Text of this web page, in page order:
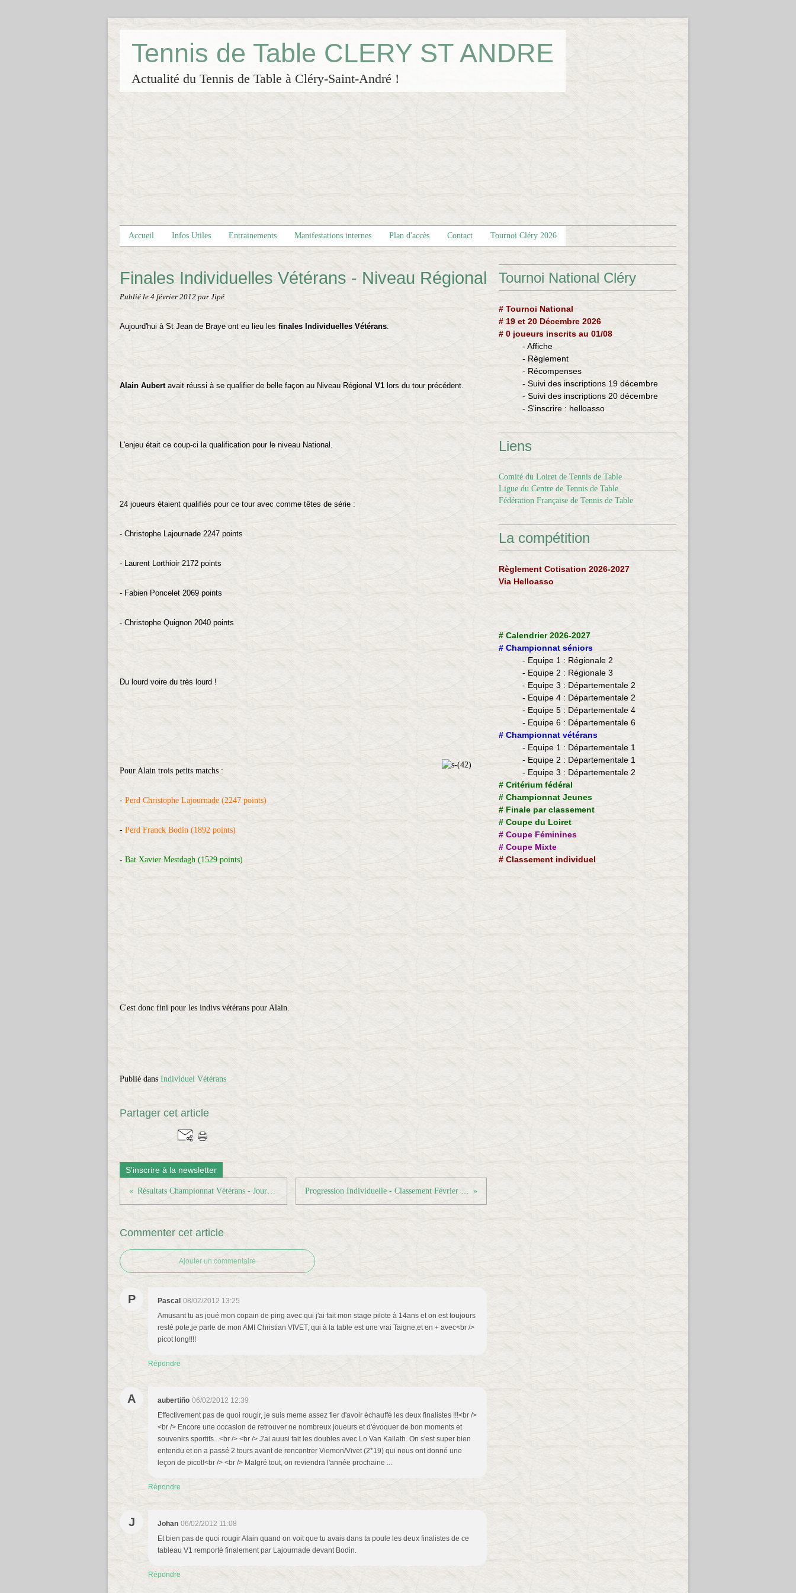
Tennis de Table CLERY ST ANDRE
Actualité du Tennis de Table à Cléry-Saint-André !
Accueil Infos Utiles Entrainements Manifestations internes Plan d'accès Contact Tournoi Cléry 2026
Finales Individuelles Vétérans - Niveau Régional
Publié le 4 février 2012 par Jipé
Aujourd'hui à St Jean de Braye ont eu lieu les finales Individuelles Vétérans.
Alain Aubertavait réussi à se qualifier de belle façon au Niveau Régional V1 lors du tour précédent.
L'enjeu était ce coup-ci la qualification pour le niveau National.
24 joueurs étaient qualifiés pour ce tour avec comme têtes de série :
- Christophe Lajournade 2247 points
- Laurent Lorthioir 2172 points
- Fabien Poncelet 2069 points
- Christophe Quignon 2040 points
Du lourd voire du très lourd !
Pour Alain trois petits matchs :
- Perd Christophe Lajournade (2247 points)
- Perd Franck Bodin (1892 points)
- Bat Xavier Mestdagh (1529 points)
C'est donc fini pour les indivs vétérans pour Alain.
Publié dans Individuel Vétérans
Partager cet article
S'inscrire à la newsletter
Résultats Championnat Vétérans - Journée 2 Progression Individuelle - Classement Février 2012
Commenter cet article
Ajouter un commentaire
P Pascal 08/02/2012 13:25
Amusant tu as joué mon copain de ping avec qui j'ai fait mon stage pilote à 14ans et on est toujours
resté pote,je parle de mon AMI Christian VIVET, qui à la table est une vrai Taigne,et en + avec<br />
picot long!!!!
Répondre
A aubertiño 06/02/2012 12:39
Effectivement pas de quoi rougir, je suis meme assez fier d'avoir échauffé les deux finalistes !!!<br />
<br /> Encore une occasion de retrouver ne nombreux joueurs et d'évoquer de bon moments et
souvenirs sportifs...<br /> <br /> J'ai auusi fait les doubles avec Lo Van Kailath. On s'est super bien
entendu et on a passé 2 tours avant de rencontrer Viemon/Vivet (2*19) qui nous ont donné une
leçon de picot!<br /> <br /> Malgré tout, on reviendra l'année prochaine ...
Répondre
J Johan 06/02/2012 11:08
Et bien pas de quoi rougir Alain quand on voit que tu avais dans ta poule les deux finalistes de ce
tableau V1 remporté finalement par Lajournade devant Bodin.
Répondre
Tournoi National Cléry
# Tournoi National
# 19 et 20 Décembre 2026
# 0 joueurs inscrits au 01/08
- Affiche
- Règlement
- Récompenses
- Suivi des inscriptions 19 décembre
- Suivi des inscriptions 20 décembre
- S'inscrire : helloasso
Liens
Comité du Loiret de Tennis de Table
Ligue du Centre de Tennis de Table
Fédération Française de Tennis de Table
La compétition
Règlement Cotisation 2026-2027
Via Helloasso
# Calendrier 2026-2027
# Championnat séniors
- Equipe 1 : Régionale 2
- Equipe 2 : Régionale 3
- Equipe 3 : Départementale 2
- Equipe 4 : Départementale 2
- Equipe 5 : Départementale 4
- Equipe 6 : Départementale 6
​# Championnat vétérans
- ​Equipe 1 : Départementale 1
- Equipe 2 : Départementale 1
- Equipe 3 : Départementale 2
# Critérium fédéral
# Championnat Jeunes
# Finale par classement
# Coupe du Loiret
# Coupe Féminines
# Coupe Mixte
#Classement individuel